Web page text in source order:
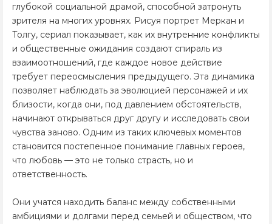
глубокой социальной драмой, способной затронуть
зрителя на многих уровнях. Рисуя портрет Меркан и
Толгу, сериал показывает, как их внутренние конфликты
и общественные ожидания создают спираль из
взаимоотношений, где каждое новое действие
требует переосмысления предыдущего. Эта динамика
позволяет наблюдать за эволюцией персонажей и их
близости, когда они, под давлением обстоятельств,
начинают открываться друг другу и исследовать свои
чувства заново. Одним из таких ключевых моментов
становится постепенное понимание главных героев,
что любовь — это не только страсть, но и
ответственность.
Они учатся находить баланс между собственными
амбициями и долгами перед семьей и обществом, что